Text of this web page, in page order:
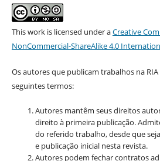
This work is licensed under aCreative
NonCommercial-ShareAlike 4.0
Os autores que publicam trabalhos na
seguintes termos:
Autores mantêm seus direitos
direito à primeira publicação.
do referido trabalho, desde que
e publicação inicial nesta revista.
Autores podem fechar contratos